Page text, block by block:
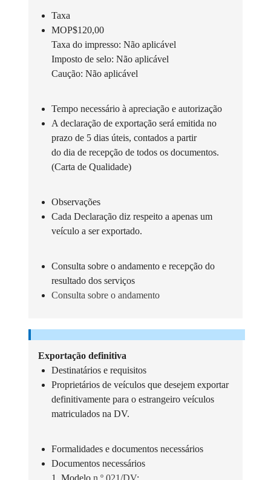
Taxa
MOP$120,00
Taxa do impresso: Não aplicável
Imposto de selo: Não aplicável
Caução: Não aplicável
Tempo necessário à apreciação e autorização
A declaração de exportação será emitida no
prazo de 5 dias úteis, contados a partir
do dia de recepção de todos os documentos.
(Carta de Qualidade)
Observações
Cada Declaração diz respeito a apenas um
veículo a ser exportado.
Consulta sobre o andamento e recepção do
resultado dos serviços
Consulta sobre o andamento
Exportação definitiva
Destinatários e requisitos
Proprietários de veículos que desejem exportar
definitivamente para o estrangeiro veículos
matriculados na DV.
Formalidades e documentos necessários
Documentos necessários
1. Modelo n.º 021/DV;